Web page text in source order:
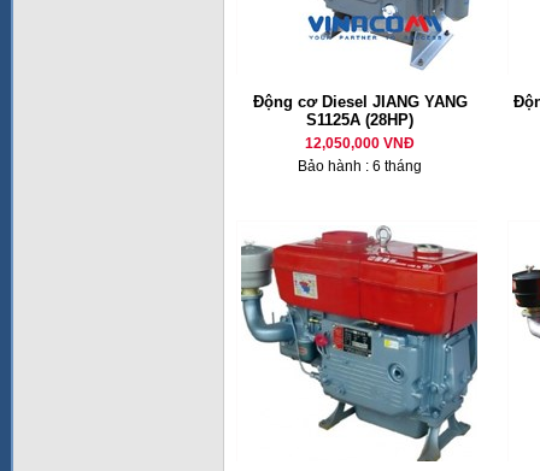
Động cơ Diesel JIANG YANG
S1125A (28HP)
12,050,000 VNĐ
Bảo hành : 6 tháng